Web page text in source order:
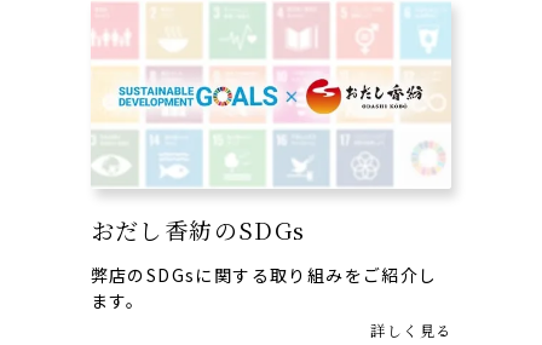
おだし香紡のSDGs
弊店のSDGsに関する取り組みをご紹介し
ます。
詳しく見る